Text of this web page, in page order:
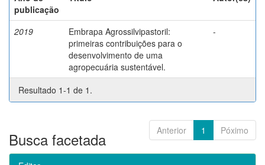
publicação
2019
Embrapa Agrossilvipastoril:
primeiras contribuições para o
desenvolvimento de uma
agropecuária sustentável.
-
Resultado 1-1 de 1.
Anterior 1 Póximo
Busca facetada